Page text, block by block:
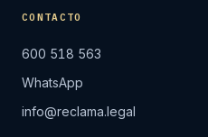
CONTACTO
600 518 563
WhatsApp
info@reclama.legal